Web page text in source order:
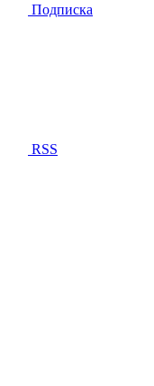
Подписка
RSS